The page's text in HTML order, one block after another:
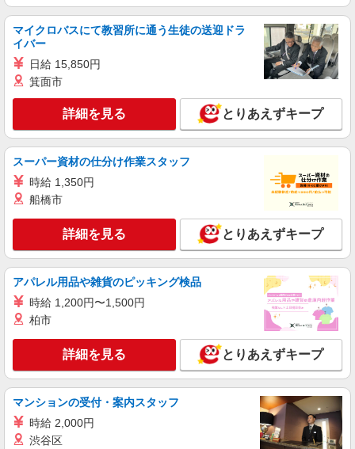
マイクロバスにて教習所に通う生徒の送迎ドラ
イバー
日給 15,850円
箕面市
詳細を見る とりあえずキープ
スーパー資材の仕分け作業スタッフ
時給 1,350円
船橋市
詳細を見る とりあえずキープ
アパレル用品や雑貨のピッキング検品
時給 1,200円〜1,500円
柏市
詳細を見る とりあえずキープ
マンションの受付・案内スタッフ
時給 2,000円
渋谷区